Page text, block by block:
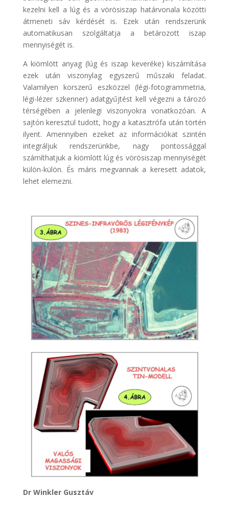
kezelni kell a lúg és a vörösiszap határvonala közötti
átmeneti sáv kérdését is. Ezek után rendszerünk
automatikusan szolgáltatja a betározott iszap
mennyiségét is.
A kiömlött anyag (lúg és iszap keveréke) kiszámítása
ezek után viszonylag egyszerű műszaki feladat.
Valamilyen korszerű eszközzel (légi-fotogrammetria,
légi-lézer szkenner) adatgyűjtést kell végezni a tározó
térségében a jelenlegi viszonyokra vonatkozóan. A
sajtón keresztül tudott, hogy a katasztrófa után történ
ilyent. Amennyiben ezeket az információkat szintén
integráljuk rendszerünkbe, nagy pontossággal
számíthatjuk a kiömlött lúg és vörösiszap mennyiségét
külön-külön. És máris megvannak a keresett adatok,
lehet elemezni.
Dr Winkler Gusztáv